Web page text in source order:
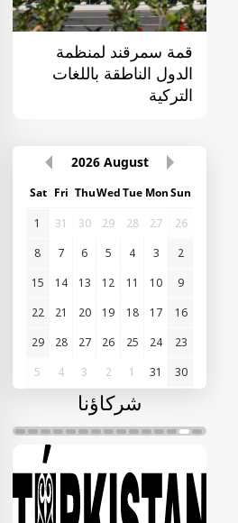
قمة سمرقند لمنظمة
الدول الناطقة باللغات
التركية
August
2026
Sun
Mon
Tue
Wed
Thu
Fri
Sat
26
27
28
29
30
31
1
2
3
4
5
6
7
8
9
10
11
12
13
14
15
16
17
18
19
20
21
22
23
24
25
26
27
28
29
30
31
1
2
3
4
5
شركاؤنا